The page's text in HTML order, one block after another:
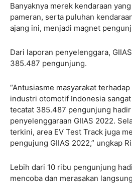
Banyaknya merek kendaraan
pameran, serta puluhan
ajang ini, menjadi magnet
Dari laporan penyelenggara,
385.487 pengunjung.
“Antusiasme masyarakat
industri otomotif Indonesia
tecatat 385.487 pengunjung
penyelenggaraan GIIAS 2022.
terkini, area EV Test Track juga
pengujung GIIAS 2022,” ungkap
Lebih dari 10 ribu pengunjung
mencoba dan merasakan